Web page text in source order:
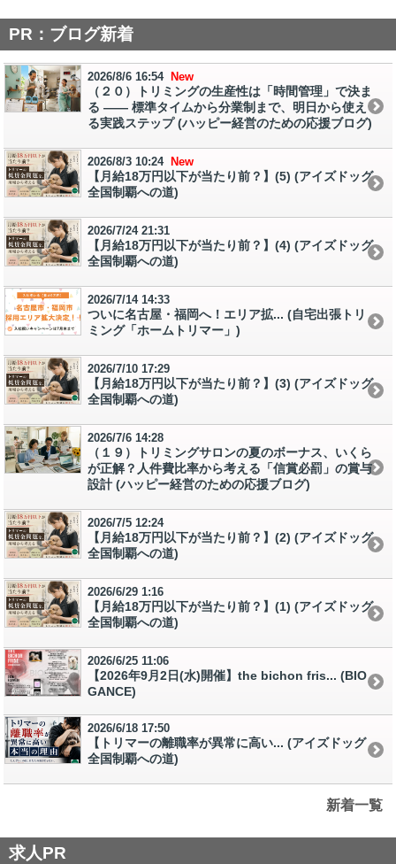
PR：ブログ新着
2026/8/6 16:54 New
（２０）トリミングの生産性は「時間管理」で決ま
る ―― 標準タイムから分業制まで、明日から使え
る実践ステップ (ハッピー経営のための応援ブログ)
2026/8/3 10:24 New
【月給18万円以下が当たり前？】(5) (アイズドッグ
全国制覇への道)
2026/7/24 21:31
【月給18万円以下が当たり前？】(4) (アイズドッグ
全国制覇への道)
2026/7/14 14:33
ついに名古屋・福岡へ！エリア拡... (自宅出張トリ
ミング「ホームトリマー」)
2026/7/10 17:29
【月給18万円以下が当たり前？】(3) (アイズドッグ
全国制覇への道)
2026/7/6 14:28
（１９）トリミングサロンの夏のボーナス、いくら
が正解？人件費比率から考える「信賞必罰」の賞与
設計 (ハッピー経営のための応援ブログ)
2026/7/5 12:24
【月給18万円以下が当たり前？】(2) (アイズドッグ
全国制覇への道)
2026/6/29 1:16
【月給18万円以下が当たり前？】(1) (アイズドッグ
全国制覇への道)
2026/6/25 11:06
【2026年9月2日(水)開催】the bichon fris... (BIO
GANCE)
2026/6/18 17:50
【トリマーの離職率が異常に高い... (アイズドッグ
全国制覇への道)
新着一覧
求人PR